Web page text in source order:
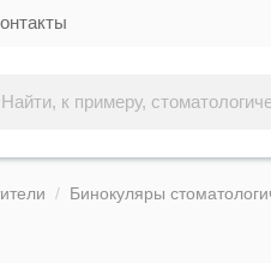
Бинокуляры